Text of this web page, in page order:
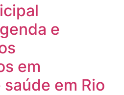
e
em
em Rio